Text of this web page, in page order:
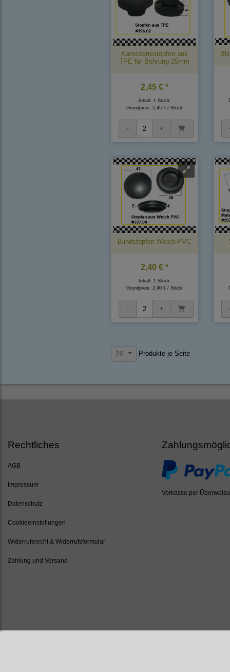
Karosseriestopfen aus
TPE für Bohrung 25mm
2,45 € *
Inhalt: 1 Stück
Grundpreis: 2,45 € / Stück
Blindstopfen Weich-PVC
2,40 € *
Inhalt: 1 Stück
Grundpreis: 2,40 € / Stück
20 Produkte je Seite
Rechtliches
AGB
Impressum
Datenschutz
Cookieeinstellungen
Widerrufsrecht & Widerrufsformular
Zahlung und Versand
Vorkasse per